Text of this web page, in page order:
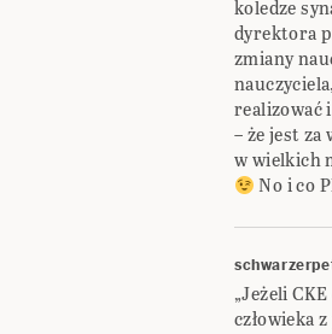
koledze
dyrektora
zmiany
realizować
– że jest
w wielkich
No i co
„Jeżeli
człowieka